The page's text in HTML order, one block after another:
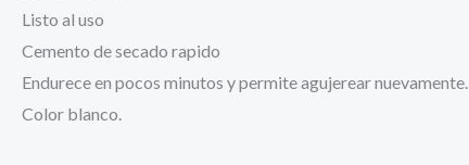
Listo al uso
Cemento de secado rapido
Endurece en pocos minutos y permite agujerear nuevamente.
Color blanco.